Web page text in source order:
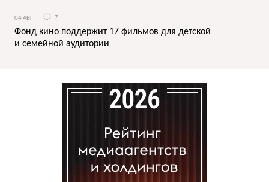
04 АВГ 7
Фонд кино поддержит 17 фильмов для детской
и семейной аудитории